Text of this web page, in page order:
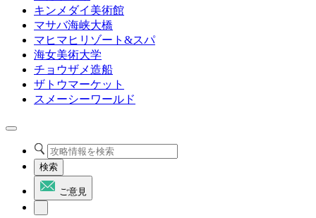
キンメダイ美術館
マサバ海峡大橋
マヒマヒリゾート&スパ
海女美術大学
チョウザメ造船
ザトウマーケット
スメーシーワールド
検索
ご意見